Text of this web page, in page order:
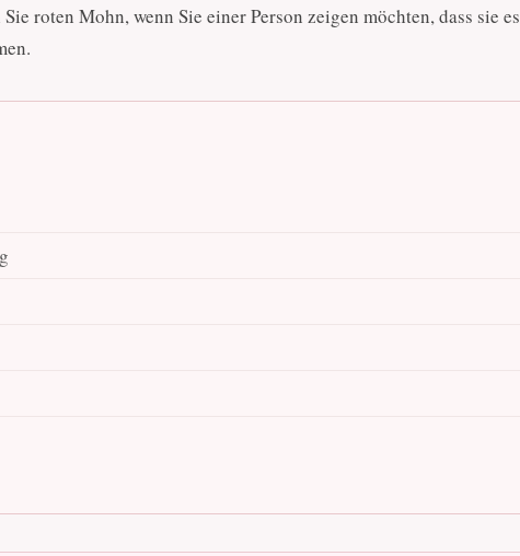
roten Mohn, wenn Sie einer Person zeigen möchten, dass sie es